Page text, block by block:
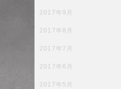
2017年9月
2017年8月
2017年7月
2017年6月
2017年5月